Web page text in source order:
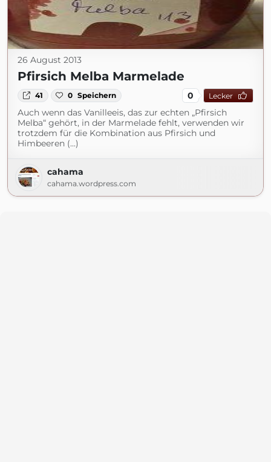
26 August 2013
Pfirsich Melba Marmelade
41 0 Speichern 0 Lecker
Auch wenn das Vanilleeis, das zur echten „Pfirsich
Melba“ gehört, in der Marmelade fehlt, verwenden wir
trotzdem für die Kombination aus Pfirsich und
Himbeeren (...)
cahama
cahama.wordpress.com